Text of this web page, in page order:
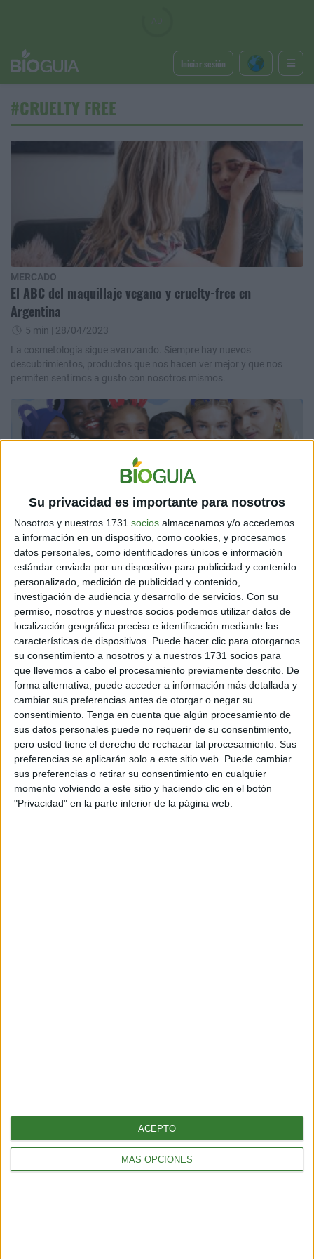
Su privacidad es importante para nosotros
Nosotros y nuestros 1731 socios almacenamos y/o accedemos
a información en un dispositivo, como cookies, y procesamos
datos personales, como identificadores únicos e información
estándar enviada por un dispositivo para publicidad y contenido
personalizado, medición de publicidad y contenido,
investigación de audiencia y desarrollo de servicios. Con su
permiso, nosotros y nuestros socios podemos utilizar datos de
localización geográfica precisa e identificación mediante las
características de dispositivos. Puede hacer clic para otorgarnos
su consentimiento a nosotros y a nuestros 1731 socios para
que llevemos a cabo el procesamiento previamente descrito. De
forma alternativa, puede acceder a información más detallada y
cambiar sus preferencias antes de otorgar o negar su
consentimiento. Tenga en cuenta que algún procesamiento de
sus datos personales puede no requerir de su consentimiento,
pero usted tiene el derecho de rechazar tal procesamiento. Sus
preferencias se aplicarán solo a este sitio web. Puede cambiar
sus preferencias o retirar su consentimiento en cualquier
momento volviendo a este sitio y haciendo clic en el botón
"Privacidad" en la parte inferior de la página web.
MÁS OPCIONES
ACEPTO
Iniciar sesión
#CRUELTY FREE
MERCADO
El ABC del maquillaje vegano y cruelty-free en
Argentina
5 min | 28/04/2023
La cosmetología sigue avanzando. Siempre hay nuevos
descubrimientos, productos que nos hacen ver mejor y que nos
permiten sentirnos a gusto con nosotros mismos.
AMBIENTE
Una de las mayores marcas de belleza del mundo lanza
sus productos Cruelty Free
3 min| 30/09/2022
¿Te gustaría conocer la nueva línea de maquillaje vegana y natural?
Descubre “Kind & Free”, productos de origen natural 100%
sustentables. ¡A donde sea que vayas, Rimmel te acompaña!